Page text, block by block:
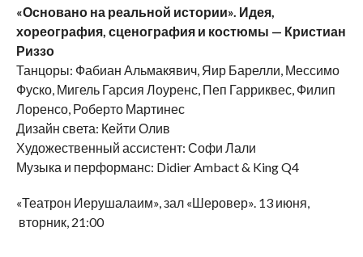
«Основано на реальной истории». Идея,
хореография, сценография и костюмы — Кристиан
Риззо
Танцоры: Фабиан Альмакявич, Яир Барелли, Мессимо
Фуско, Мигель Гарсия Лоуренс, Пеп Гарриквес, Филип
Лоренсо, Роберто Мартинес
Дизайн света: Кейти Олив
Художественный ассистент: Софи Лали
Музыка и перформанс: Didier Ambact & King Q4
«Театрон Иерушалаим», зал «Шеровер». 13 июня,
вторник, 21:00